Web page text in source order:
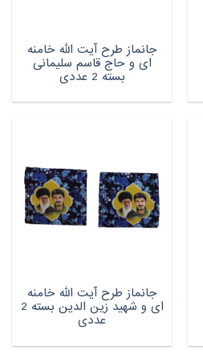
جانماز طرح آیت الله خامنه
ای و حاج قاسم سلیمانی
بسته 2 عددی
جانماز طرح آیت الله خامنه
ای و شهید زین الدین بسته 2
عددی